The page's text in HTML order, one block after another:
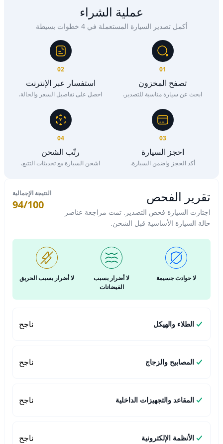
عملية الشراء
أكمل تصدير السيارة المستعملة في 4 خطوات بسيطة
01
تصفح المخزون
ابحث عن سيارة مناسبة للتصدير.
02
استفسار عبر الإنترنت
احصل على تفاصيل السعر والحالة.
03
احجز السيارة
أكد الحجز واضمن السيارة.
04
رتّب الشحن
اشحن السيارة مع تحديثات التتبع.
تقرير الفحص
اجتازت السيارة فحص التصدير. تمت مراجعة عناصر
حالة السيارة الأساسية قبل الشحن.
النتيجة الإجمالية
94/100
لا حوادث جسيمة
لا أضرار بسبب
الفيضانات
لا أضرار بسبب الحريق
الطلاء والهيكل ناجح
المصابيح والزجاج ناجح
المقاعد والتجهيزات الداخلية ناجح
الأنظمة الإلكترونية ناجح